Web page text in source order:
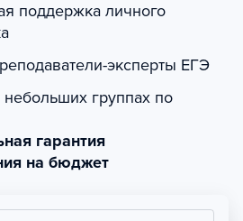
поддержка личного
эксперты ЕГЭ
небольших группах по
гарантия
на бюджет